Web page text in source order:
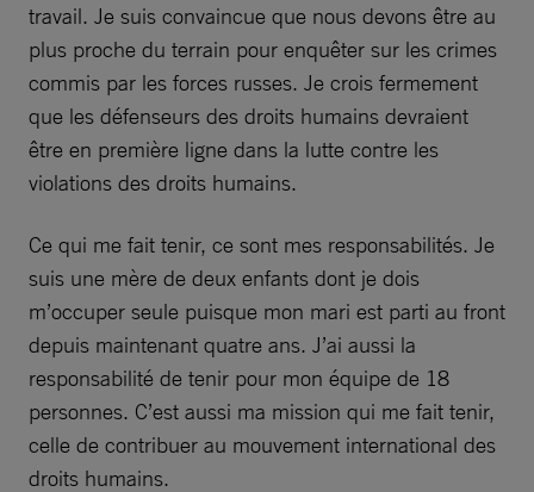
travail. Je suis convaincue que nous devons être au
plus proche du terrain pour enquêter sur les crimes
commis par les forces russes. Je crois fermement
que les défenseurs des droits humains devraient
être en première ligne dans la lutte contre les
violations des droits humains.
Ce qui me fait tenir, ce sont mes responsabilités. Je
suis une mère de deux enfants dont je dois
m’occuper seule puisque mon mari est parti au front
depuis maintenant quatre ans. J’ai aussi la
responsabilité de tenir pour mon équipe de 18
personnes. C’est aussi ma mission qui me fait tenir,
celle de contribuer au mouvement international des
droits humains.